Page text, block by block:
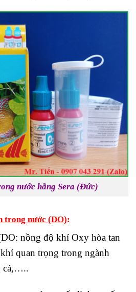
nước hãng Sera (Đức)
trong nước (DO):
nồng độ khí Oxy hòa tan
quan trọng trong ngành
cá,…..